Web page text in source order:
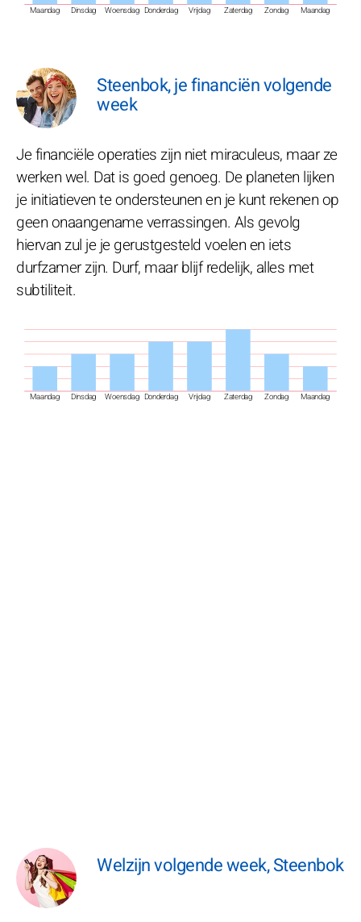
Maandag Dinsdag Woensdag Donderdag Vrijdag Zaterdag Zondag Maandag
Steenbok, je financiën volgende
week
Maandag Dinsdag Woensdag Donderdag Vrijdag Zaterdag Zondag Maandag
Je financiële operaties zijn niet miraculeus, maar ze
werken wel. Dat is goed genoeg. De planeten lijken
je initiatieven te ondersteunen en je kunt rekenen op
geen onaangename verrassingen. Als gevolg
hiervan zul je je gerustgesteld voelen en iets
durfzamer zijn. Durf, maar blijf redelijk, alles met
subtiliteit.
Welzijn volgende week, Steenbok